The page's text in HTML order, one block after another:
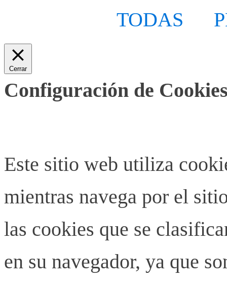
TODAS
Cerrar
Configuración de
Este sitio web utiliza
mientras navega por el
las cookies que se
en su navegador, ya que